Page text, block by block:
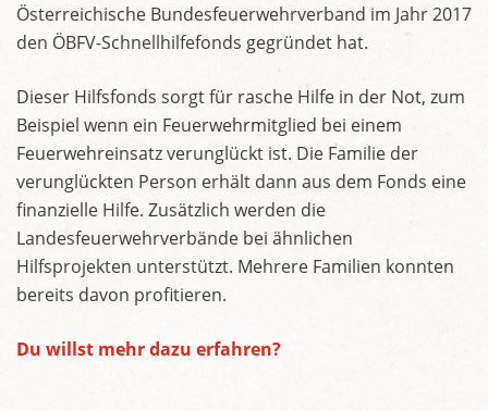
Österreichische Bundesfeuerwehrverband im Jahr 2017
den ÖBFV-Schnellhilfefonds gegründet hat.
Dieser Hilfsfonds sorgt für rasche Hilfe in der Not, zum
Beispiel wenn ein Feuerwehrmitglied bei einem
Feuerwehreinsatz verunglückt ist. Die Familie der
verunglückten Person erhält dann aus dem Fonds eine
finanzielle Hilfe. Zusätzlich werden die
Landesfeuerwehrverbände bei ähnlichen
Hilfsprojekten unterstützt. Mehrere Familien konnten
bereits davon profitieren.
Du willst mehr dazu erfahren?